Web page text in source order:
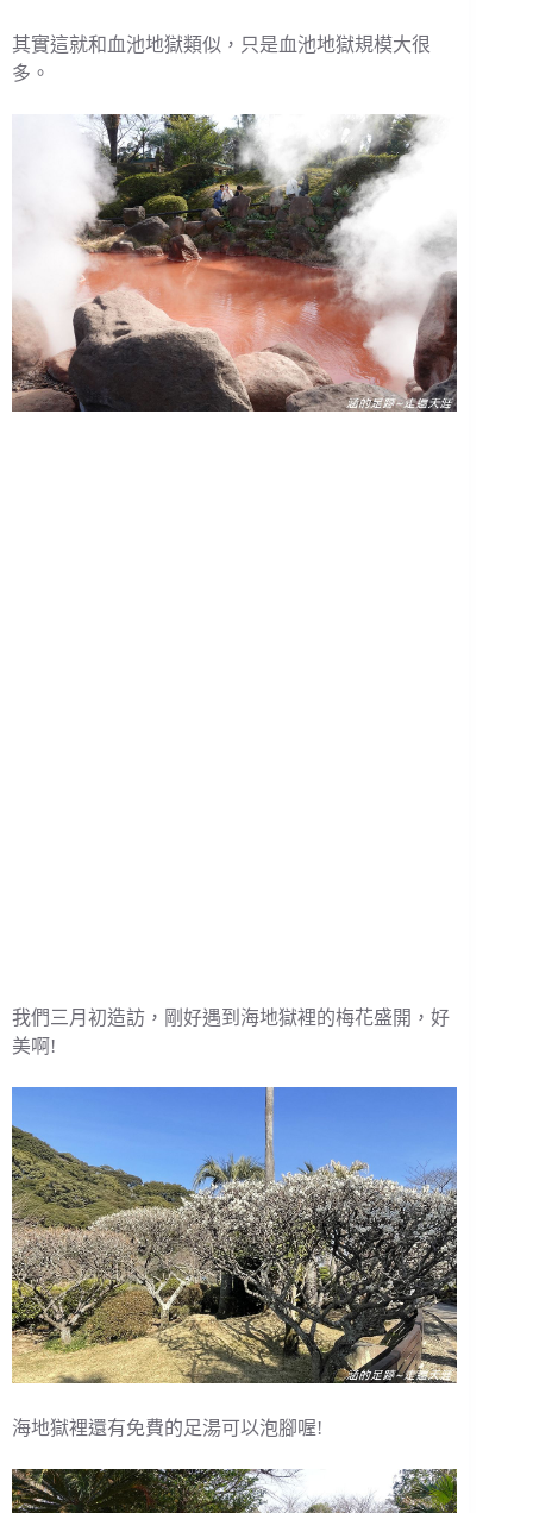
其實這就和血池地獄類似，只是血池地獄規模大很
多。
我們三月初造訪，剛好遇到海地獄裡的梅花盛開，好
美啊!
海地獄裡還有免費的足湯可以泡腳喔!